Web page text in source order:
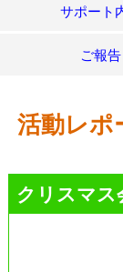
サポート
ご報告
活動レポ
クリスマス